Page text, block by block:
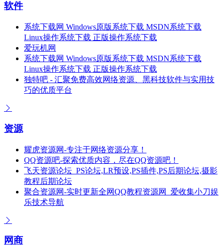
软件
系统下载网 Windows原版系统下载 MSDN系统下载
Linux操作系统下载 正版操作系统下载
爱玩机网
系统下载网 Windows原版系统下载 MSDN系统下载
Linux操作系统下载 正版操作系统下载
独特吧 - 汇聚免费高效网络资源、黑科技软件与实用技
巧的优质平台
资源
耀虎资源网-专注于网络资源分享！
QQ资源吧-探索优质内容，尽在QQ资源吧！
飞天资源论坛_PS论坛,LR预设,PS插件,PS后期论坛,摄影
教程后期论坛
聚合资源网-实时更新全网QQ教程资源网_爱收集小刀娱
乐技术导航
网商